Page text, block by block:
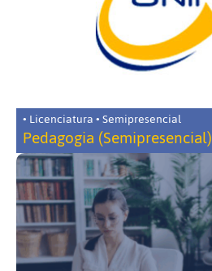
• Licenciatura • Semipresencial
Pedagogia (Semipresencial)